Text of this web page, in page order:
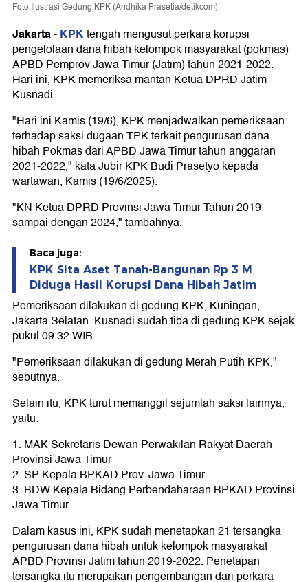
Foto Ilustrasi Gedung KPK (Andhika Prasetia/detikcom)
Jakarta-KPKtengah mengusut perkara korupsi
pengelolaan dana hibah kelompok masyarakat (pokmas)
APBD Pemprov Jawa Timur (Jatim) tahun 2021-2022.
Hari ini, KPK memeriksa mantan Ketua DPRD Jatim
Kusnadi.
"Hari ini Kamis (19/6), KPK menjadwalkan pemeriksaan
terhadap saksi dugaan TPK terkait pengurusan dana
hibah Pokmas dari APBD Jawa Timur tahun anggaran
2021-2022," kata Jubir KPK Budi Prasetyo kepada
wartawan, Kamis (19/6/2025).
"KN Ketua DPRD Provinsi Jawa Timur Tahun 2019
sampai dengan 2024," tambahnya.
Baca juga:
KPK Sita Aset Tanah-Bangunan Rp 3 M
Diduga Hasil Korupsi Dana Hibah Jatim
Pemeriksaan dilakukan di gedung KPK, Kuningan,
Jakarta Selatan. Kusnadi sudah tiba di gedung KPK sejak
pukul 09.32 WIB.
"Pemeriksaan dilakukan di gedung Merah Putih KPK,"
sebutnya.
Selain itu, KPK turut memanggil sejumlah saksi lainnya,
yaitu:
1. MAK Sekretaris Dewan Perwakilan Rakyat Daerah
Provinsi Jawa Timur
2. SP Kepala BPKAD Prov. Jawa Timur
3. BDW Kepala Bidang Perbendaharaan BPKAD Provinsi
Jawa Timur
Dalam kasus ini, KPK sudah menetapkan 21 tersangka
pengurusan dana hibah untuk kelompok masyarakat
APBD Provinsi Jatim tahun 2019-2022. Penetapan
tersangka itu merupakan pengembangan dari perkara